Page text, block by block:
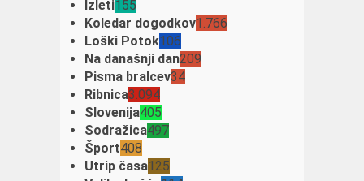
Izleti155
Koledar dogodkov1.766
Loški Potok106
Na današnji dan209
Pisma bralcev34
Ribnica3.094
Slovenija405
Sodražica497
Šport408
Utrip časa125